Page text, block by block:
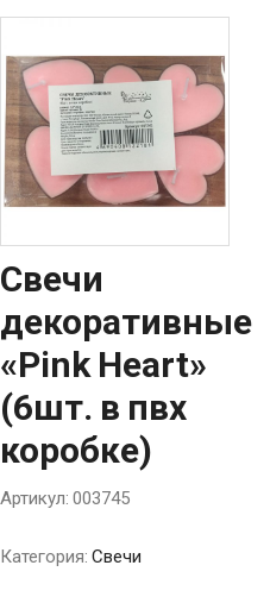
Свечи
декоративные
«Pink Heart»
(6шт. в пвх
коробке)
Артикул: 003745
Категория: Свечи